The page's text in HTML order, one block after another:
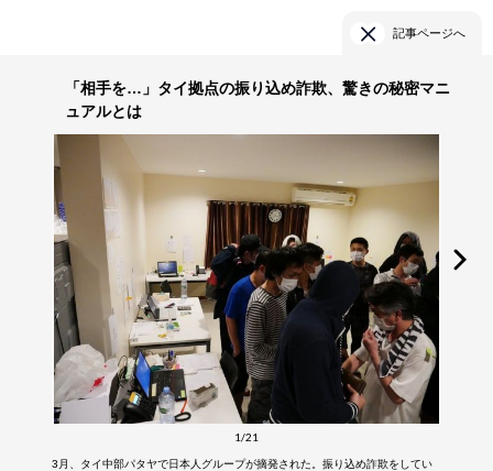
記事ページへ
「相手を…」タイ拠点の振り込め詐欺、驚きの秘密マニ
ュアルとは
1/21
3月、タイ中部パタヤで日本人グループが摘発された。振り込め詐欺をしてい